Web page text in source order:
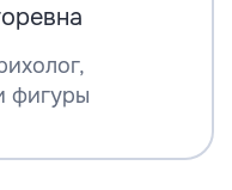
фигуры